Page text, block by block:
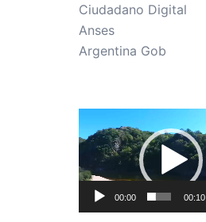
Ciudadano Digital
Anses
Argentina Gob
de
vídeo
00:00 00:10